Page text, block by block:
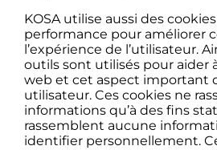
KOSA utilise aussi des
performance pour améliorer
l’expérience de l’utilisateur.
outils sont utilisés pour aider
web et cet aspect important
utilisateur. Ces cookies ne
informations qu’à des fins
rassemblent aucune
identifier personnellement.